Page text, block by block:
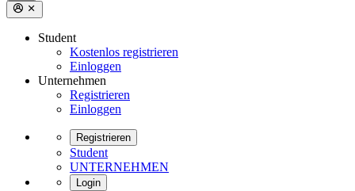
Student
Kostenlos registrieren
Einloggen
Unternehmen
Registrieren
Einloggen
Registrieren
Student
UNTERNEHMEN
Login